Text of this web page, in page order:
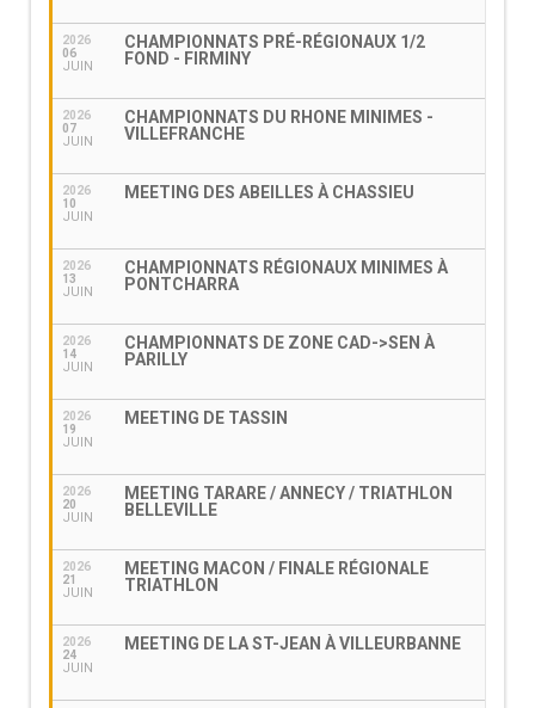
2026
06
JUIN
CHAMPIONNATS PRÉ-RÉGIONAUX 1/2
FOND - FIRMINY
2026
07
JUIN
CHAMPIONNATS DU RHONE MINIMES -
VILLEFRANCHE
2026
10
JUIN
MEETING DES ABEILLES À CHASSIEU
2026
13
JUIN
CHAMPIONNATS RÉGIONAUX MINIMES À
PONTCHARRA
2026
14
JUIN
CHAMPIONNATS DE ZONE CAD->SEN À
PARILLY
2026
19
JUIN
MEETING DE TASSIN
2026
20
JUIN
MEETING TARARE / ANNECY / TRIATHLON
BELLEVILLE
2026
21
JUIN
MEETING MACON / FINALE RÉGIONALE
TRIATHLON
2026
24
JUIN
MEETING DE LA ST-JEAN À VILLEURBANNE